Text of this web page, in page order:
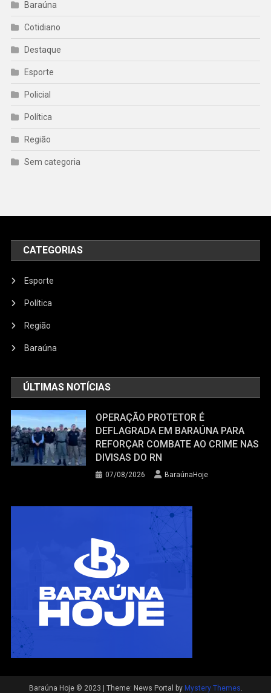
Baraúna
Cotidiano
Destaque
Esporte
Policial
Política
Região
Sem categoria
CATEGORIAS
Esporte
Política
Região
Baraúna
ÚLTIMAS NOTÍCIAS
OPERAÇÃO PROTETOR É
DEFLAGRADA EM BARAÚNA PARA
REFORÇAR COMBATE AO CRIME NAS
DIVISAS DO RN
07/08/2026 BaraúnaHoje
Baraúna Hoje © 2023 | Theme: News Portal by Mystery Themes